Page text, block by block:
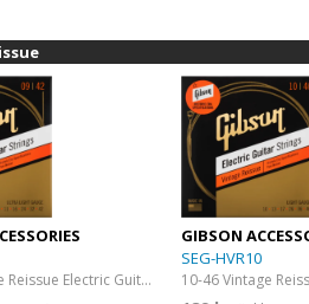
09-42 Vintage Reissue Electric Guitar Strings Ultra-Light
GIBSON
SEG-HVR10